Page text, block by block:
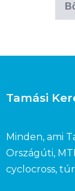
Tamási
Minden, ami
Országúti,
cyclocross,